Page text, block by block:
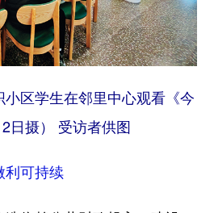
区学生在邻里中心观看《今
日摄） 受访者供图
可持续